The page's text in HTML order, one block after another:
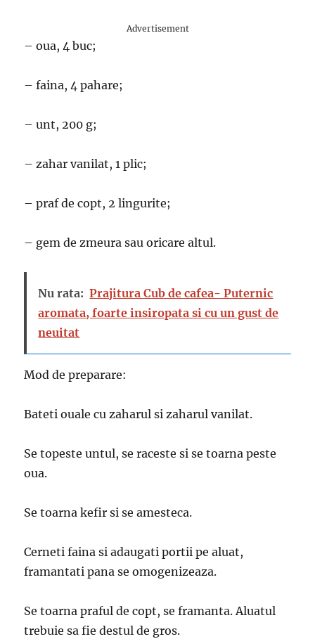
Advertisement
– oua, 4 buc;
– faina, 4 pahare;
– unt, 200 g;
– zahar vanilat, 1 plic;
– praf de copt, 2 lingurite;
– gem de zmeura sau oricare altul.
Nu rata: Prajitura Cub de cafea- Puternic
aromata, foarte insiropata si cu un gust de
neuitat
Mod de preparare:
Bateti ouale cu zaharul si zaharul vanilat.
Se topeste untul, se raceste si se toarna peste
oua.
Se toarna kefir si se amesteca.
Cerneti faina si adaugati portii pe aluat,
framantati pana se omogenizeaza.
Se toarna praful de copt, se framanta. Aluatul
trebuie sa fie destul de gros.